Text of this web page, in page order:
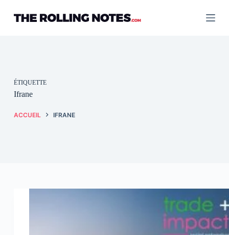
contenu
ÉTIQUETTE
Ifrane
ACCUEIL IFRANE